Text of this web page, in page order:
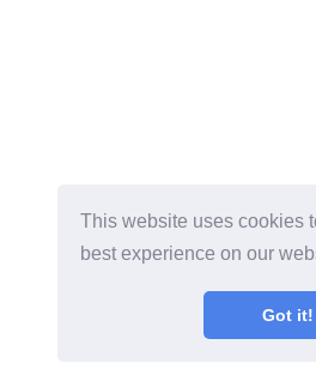
This website uses cookies
best experience on our
Got it!
ad